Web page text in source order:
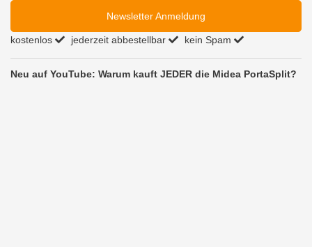
Newsletter Anmeldung
kostenlos jederzeit abbestellbar kein Spam
Neu auf YouTube: Warum kauft JEDER die Midea PortaSplit?